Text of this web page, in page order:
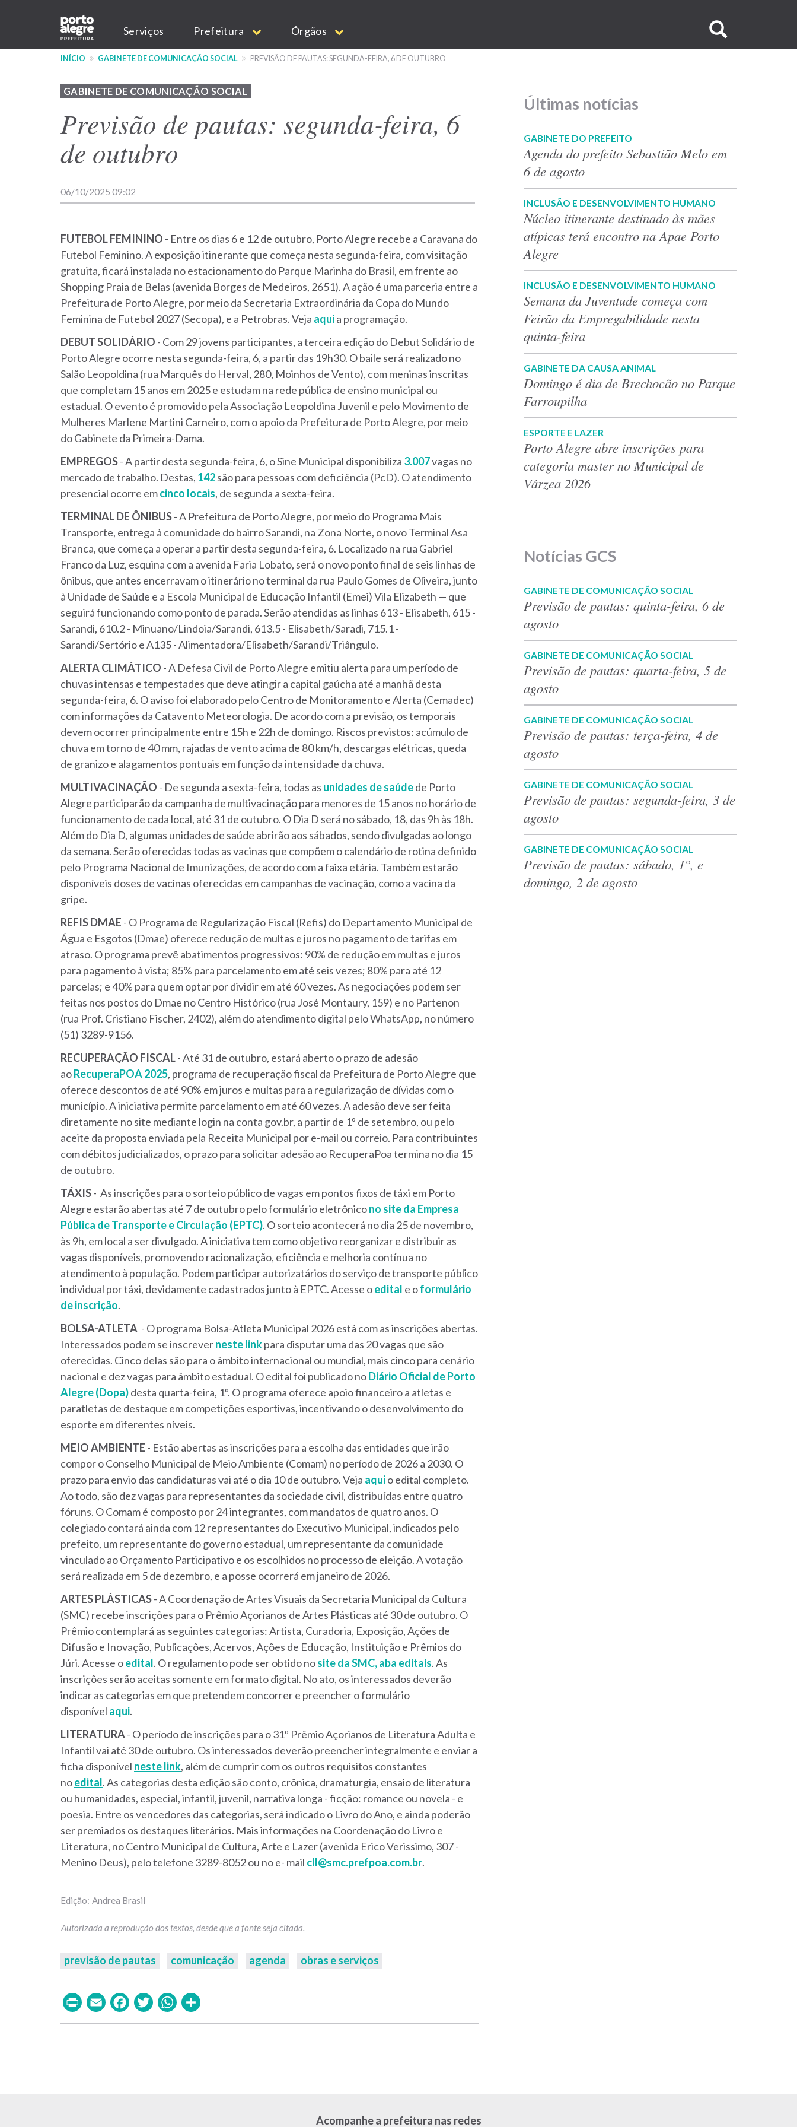
conteúdo
Main
navigation
Serviços Prefeitura Órgãos
no
INÍCIO GABINETE DE COMUNICAÇÃO SOCIAL PREVISÃO DE PAUTAS: SEGUNDA-FEIRA, 6 DE OUTUBRO
GABINETE DE COMUNICAÇÃO SOCIAL
Previsão de pautas: segunda-feira, 6
de outubro
06/10/2025 09:02
FUTEBOLFEMININO - Entre os dias 6 e 12 de outubro, Porto Alegre recebe a Caravana do
Futebol Feminino. A exposição itinerante que começa nesta segunda-feira, com visitação
gratuita, ficará instalada no estacionamento do Parque Marinha do Brasil, em frente ao
Shopping Praia de Belas (avenida Borges de Medeiros, 2651). A ação é uma parceria entre a
Prefeitura de Porto Alegre, por meio da Secretaria Extraordinária da Copa do Mundo
Feminina de Futebol 2027 (Secopa), e a Petrobras. Veja aquia programação.
DEBUTSOLIDÁRIO - Com 29 jovens participantes, a terceira edição do Debut Solidário de
Porto Alegre ocorre nesta segunda-feira, 6, a partir das 19h30. O baile será realizado no
Salão Leopoldina (rua Marquês do Herval, 280, Moinhos de Vento), com meninas inscritas
que completam 15 anos em 2025 e estudam na rede pública de ensino municipal ou
estadual. O evento é promovido pela Associação Leopoldina Juvenil e pelo Movimento de
Mulheres Marlene Martini Carneiro, com o apoio da Prefeitura de Porto Alegre, por meio
do Gabinete da Primeira-Dama.
EMPREGOS- A partir desta segunda-feira, 6, o Sine Municipal disponibiliza 3.007vagas no
mercado de trabalho. Destas, 142são para pessoas com deficiência (PcD). O atendimento
presencial ocorre emcinco locais, de segunda a sexta-feira.
TERMINALDE ÔNIBUS- A Prefeitura de Porto Alegre, por meio do Programa Mais
Transporte, entrega à comunidade do bairro Sarandi, na Zona Norte, o novo Terminal Asa
Branca, que começa a operar a partir desta segunda-feira, 6. Localizado na rua Gabriel
Franco da Luz, esquina com a avenida Faria Lobato, será o novo ponto final de seis linhas de
ônibus, que antes encerravam o itinerário no terminal da rua Paulo Gomes de Oliveira, junto
à Unidade de Saúde e a Escola Municipal de Educação Infantil (Emei) Vila Elizabeth — que
seguirá funcionando como ponto de parada. Serão atendidas as linhas 613 - Elisabeth, 615 -
Sarandi, 610.2 - Minuano/Lindoia/Sarandi, 613.5 - Elisabeth/Saradi, 715.1 -
Sarandi/Sertório e A135 - Alimentadora/Elisabeth/Sarandi/Triângulo.
ALERTACLIMÁTICO - A Defesa Civil de Porto Alegre emitiu alerta para um período de
chuvas intensas e tempestades que deve atingir a capital gaúcha até a manhã desta
segunda-feira, 6. O aviso foi elaborado pelo Centro de Monitoramento e Alerta (Cemadec)
com informações da Catavento Meteorologia. De acordo com a previsão, os temporais
devem ocorrer principalmente entre 15h e 22h de domingo. Riscos previstos: acúmulo de
chuva em torno de 40 mm, rajadas de vento acima de 80 km/h, descargas elétricas, queda
de granizo e alagamentos pontuais em função da intensidade da chuva.
MULTIVACINAÇÃO - De segunda a sexta-feira, todas as unidades de saúdede Porto
Alegre participarão da campanha de multivacinação para menores de 15 anos no horário de
funcionamento de cada local, até 31 de outubro. O Dia D será no sábado, 18, das 9h às 18h.
Além do Dia D, algumas unidades de saúde abrirão aos sábados, sendo divulgadas ao longo
da semana. Serão oferecidas todas as vacinas que compõem o calendário de rotina definido
pelo Programa Nacional de Imunizações, de acordo com a faixa etária. Também estarão
disponíveis doses de vacinas oferecidas em campanhas de vacinação, como a vacina da
gripe.
REFIS DMAE - O Programa de Regularização Fiscal (Refis) do Departamento Municipal de
Água e Esgotos (Dmae) oferece redução de multas e juros no pagamento de tarifas em
atraso. O programa prevê abatimentos progressivos: 90% de redução em multas e juros
para pagamento à vista; 85% para parcelamento em até seis vezes; 80% para até 12
parcelas; e 40% para quem optar por dividir em até 60 vezes. As negociações podem ser
feitas nos postos do Dmae no Centro Histórico (rua José Montaury, 159) e no Partenon
(rua Prof. Cristiano Fischer, 2402), além do atendimento digital pelo WhatsApp, no número
(51) 3289-9156.
RECUPERAÇÃO FISCAL- Até 31 de outubro, estará aberto o prazo de adesão
aoRecuperaPOA 2025, programa de recuperação fiscal da Prefeitura de Porto Alegre que
oferece descontos de até 90% em juros e multas para a regularização de dívidas com o
município. A iniciativa permite parcelamento em até 60 vezes. A adesão deve ser feita
diretamente no site mediante login na conta gov.br, a partir de 1º de setembro, ou pelo
aceite da proposta enviada pela Receita Municipal por e-mail ou correio. Para contribuintes
com débitos judicializados, o prazo para solicitar adesão ao RecuperaPoa termina no dia 15
de outubro.
TÁXIS- As inscrições para o sorteio público de vagas em pontos fixos de táxi em Porto
Alegre estarão abertas até 7 de outubro pelo formulário eletrônicono site da Empresa
Pública de Transporte e Circulação (EPTC). O sorteio acontecerá no dia 25 de novembro,
às 9h, em local a ser divulgado. A iniciativa tem como objetivo reorganizar e distribuir as
vagas disponíveis, promovendo racionalização, eficiência e melhoria contínua no
atendimento à população. Podem participar autorizatários do serviço de transporte público
individual por táxi, devidamente cadastrados junto à EPTC. Acesse oedital e oformulário
de inscrição.
BOLSA-ATLETA - O programa Bolsa-Atleta Municipal 2026 está com as inscrições abertas.
Interessados podem se inscreverneste linkpara disputar uma das 20 vagas que são
oferecidas. Cinco delas são para o âmbito internacional ou mundial, mais cinco para cenário
nacional e dez vagas para âmbito estadual. O edital foi publicado noDiário Oficial de Porto
Alegre (Dopa)desta quarta-feira, 1º. O programa oferece apoio financeiro a atletas e
paratletas de destaque em competições esportivas, incentivando o desenvolvimento do
esporte em diferentes níveis.
MEIO AMBIENTE - Estão abertas as inscrições para a escolha das entidades que irão
compor o Conselho Municipal de Meio Ambiente (Comam) no período de 2026 a 2030. O
prazo para envio das candidaturas vai até o dia 10 de outubro. Veja aquio edital completo.
Ao todo, são dez vagas para representantes da sociedade civil, distribuídas entre quatro
fóruns. O Comam é composto por 24 integrantes, com mandatos de quatro anos. O
colegiado contará ainda com 12 representantes do Executivo Municipal, indicados pelo
prefeito, um representante do governo estadual, um representante da comunidade
vinculado ao Orçamento Participativo e os escolhidos no processo de eleição. A votação
será realizada em 5 de dezembro, e a posse ocorrerá em janeiro de 2026.
ARTES PLÁSTICAS- A Coordenação de Artes Visuais da Secretaria Municipal da Cultura
(SMC) recebe inscrições para o Prêmio Açorianos de Artes Plásticas até 30 de outubro. O
Prêmio contemplará as seguintes categorias: Artista, Curadoria, Exposição, Ações de
Difusão e Inovação, Publicações, Acervos, Ações de Educação, Instituição e Prêmios do
Júri. Acesse oedital. O regulamento pode ser obtido nosite da SMC, aba editais. As
inscrições serão aceitas somente em formato digital. No ato, os interessados deverão
indicar as categorias em que pretendem concorrer e preencher o formulário
disponível aqui.
LITERATURA- O período de inscrições para o 31º Prêmio Açorianos de Literatura Adulta e
Infantil vai até 30 de outubro. Os interessados deverão preencher integralmente e enviar a
ficha disponível neste link, além de cumprir com os outros requisitos constantes
noedital. As categorias desta edição são conto, crônica, dramaturgia, ensaio de literatura
ou humanidades, especial, infantil, juvenil, narrativa longa - ficção: romance ou novela - e
poesia. Entre os vencedores das categorias, será indicado o Livro do Ano, e ainda poderão
ser premiados os destaques literários. Mais informações na Coordenação do Livro e
Literatura, no Centro Municipal de Cultura, Arte e Lazer (avenida Erico Verissimo, 307 -
Menino Deus), pelo telefone 3289-8052 ou no e- mail cll@smc.prefpoa.com.br.
Andrea Brasil
previsão de pautas comunicação agenda obras e serviços
PrintEmailFacebook
TwitterWhatsApp
Últimas notícias
GABINETE DO PREFEITO
Agenda do prefeito Sebastião Melo em
6 de agosto
INCLUSÃO E DESENVOLVIMENTO HUMANO
Núcleo itinerante destinado às mães
atípicas terá encontro na Apae Porto
Alegre
INCLUSÃO E DESENVOLVIMENTO HUMANO
Semana da Juventude começa com
Feirão da Empregabilidade nesta
quinta-feira
GABINETE DA CAUSA ANIMAL
Domingo é dia de Brechocão no Parque
Farroupilha
ESPORTE E LAZER
Porto Alegre abre inscrições para
categoria master no Municipal de
Várzea 2026
Notícias GCS
GABINETE DE COMUNICAÇÃO SOCIAL
Previsão de pautas: quinta-feira, 6 de
agosto
GABINETE DE COMUNICAÇÃO SOCIAL
Previsão de pautas: quarta-feira, 5 de
agosto
GABINETE DE COMUNICAÇÃO SOCIAL
Previsão de pautas: terça-feira, 4 de
agosto
GABINETE DE COMUNICAÇÃO SOCIAL
Previsão de pautas: segunda-feira, 3 de
agosto
GABINETE DE COMUNICAÇÃO SOCIAL
Previsão de pautas: sábado, 1°, e
domingo, 2 de agosto
Acompanhe a prefeitura nas redes